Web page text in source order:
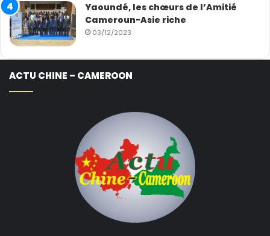
Yaoundé, les chœurs de l’Amitié
Cameroun-Asie riche
03/12/2023
ACTU CHINE – CAMEROON